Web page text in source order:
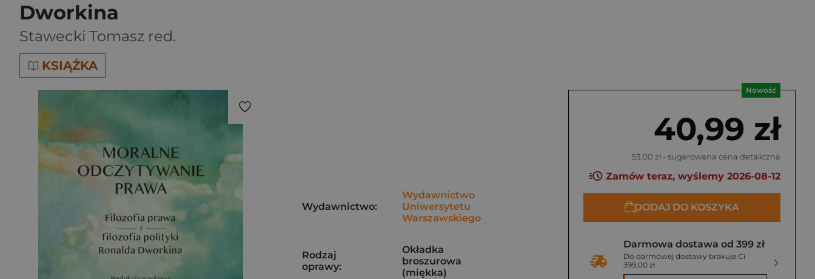
Dworkina
Stawecki Tomasz red.
KSIĄŻKA
Nowość
40,99 zł
53,00 zł - sugerowana cena detaliczna
Zamów teraz, wyślemy 2026-08-12
DODAJ DO KOSZYKA
Darmowa dostawa od 399 zł
Do darmowej dostawy brakuje Ci
399,00 zł
Wydawnictwo:
Wydawnictwo
Uniwersytetu
Warszawskiego
Rodzaj
oprawy:
Okładka
broszurowa
(miękka)